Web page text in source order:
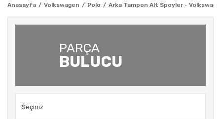
Anasayfa Volkswagen Polo Arka Tampon Alt Spoyler -
PARÇA
BULUCU